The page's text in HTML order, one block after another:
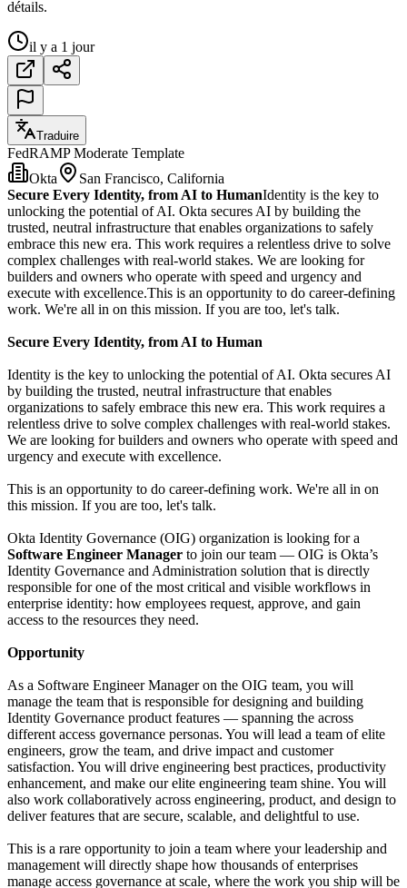
détails.
il y a 1 jour
Traduire
FedRAMP Moderate Template
Okta
San Francisco, California
Secure Every Identity, from AI to HumanIdentity is the key to
unlocking the potential of AI. Okta secures AI by building the
trusted, neutral infrastructure that enables organizations to safely
embrace this new era. This work requires a relentless drive to solve
complex challenges with real-world stakes. We are looking for
builders and owners who operate with speed and urgency and
execute with excellence.This is an opportunity to do career-defining
work. We're all in on this mission. If you are too, let's talk.
Secure Every Identity, from AI to Human
Identity is the key to unlocking the potential of AI. Okta secures AI
by building the trusted, neutral infrastructure that enables
organizations to safely embrace this new era. This work requires a
relentless drive to solve complex challenges with real-world stakes.
We are looking for builders and owners who operate with speed and
urgency and execute with excellence.
This is an opportunity to do career-defining work. We're all in on
this mission. If you are too, let's talk.
Okta Identity Governance (OIG) organization is looking for a
Software Engineer Manager to join our team — OIG is Okta’s
Identity Governance and Administration solution that is directly
responsible for one of the most critical and visible workflows in
enterprise identity: how employees request, approve, and gain
access to the resources they need.
Opportunity
As a Software Engineer Manager on the OIG team, you will
manage the team that is responsible for designing and building
Identity Governance product features — spanning the across
different access governance personas. You will lead a team of elite
engineers, grow the team, and drive impact and customer
satisfaction. You will drive engineering best practices, productivity
enhancement, and make our elite engineering team shine. You will
also work collaboratively across engineering, product, and design to
deliver features that are secure, scalable, and delightful to use.
This is a rare opportunity to join a team where your leadership and
management will directly shape how thousands of enterprises
manage access governance at scale, where the work you ship will be